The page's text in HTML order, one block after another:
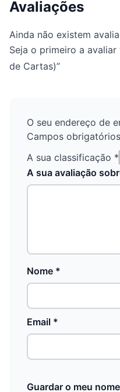
Avaliações
Ainda não existem
Seja o primeiro a
de Cartas)”
O seu endereço de
Campos
A sua classificação *
A sua avaliação
Nome *
Email *
Guardar o meu